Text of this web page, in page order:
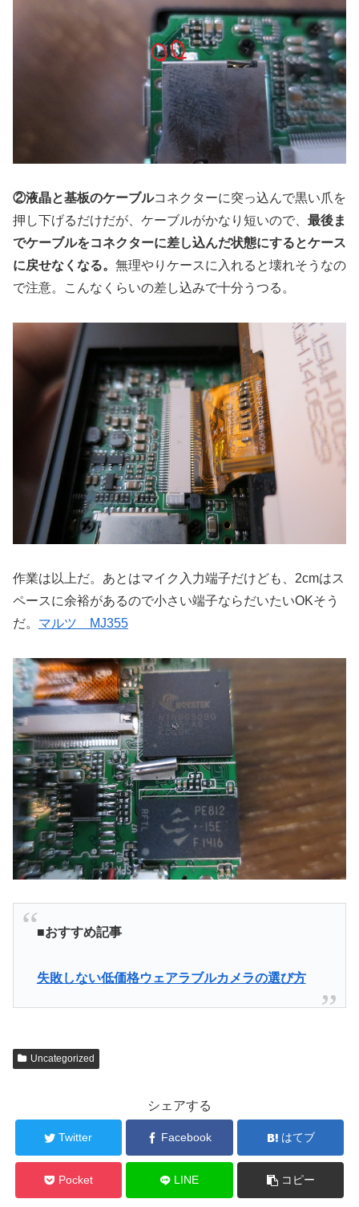
②液晶と基板のケーブルコネクターに突っ込んで黒い爪を
押し下げるだけだが、ケーブルがかなり短いので、 最後ま
でケーブルをコネクターに差し込んだ状態にするとケース
に戻せなくなる。 無理やりケースに入れると壊れそうなの
で注意。こんなくらいの差し込みで十分うつる。
作業は以上だ。あとはマイク入力端子だけども、2cmはス
ペースに余裕があるので小さい端子ならだいたいOKそう
だ。 マルツ MJ355
■おすすめ記事
失敗しない低価格ウェアラブルカメラの選び方
Uncategorized
シェアする
Twitter Facebook はてブ
Pocket LINE コピー